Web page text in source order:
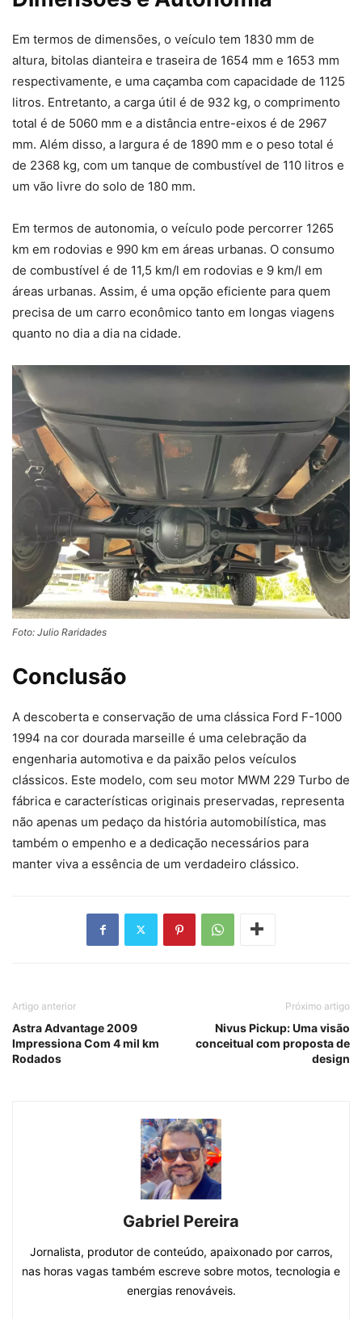
Em termos de dimensões, o veículo tem 1830 mm de
altura, bitolas dianteira e traseira de 1654 mm e 1653 mm
respectivamente, e uma caçamba com capacidade de 1125
litros. Entretanto, a carga útil é de 932 kg, o comprimento
total é de 5060 mm e a distância entre-eixos é de 2967
mm. Além disso, a largura é de 1890 mm e o peso total é
de 2368 kg, com um tanque de combustível de 110 litros e
um vão livre do solo de 180 mm.
Em termos de autonomia, o veículo pode percorrer 1265
km em rodovias e 990 km em áreas urbanas. O consumo
de combustível é de 11,5 km/l em rodovias e 9 km/l em
áreas urbanas. Assim, é uma opção eficiente para quem
precisa de um carro econômico tanto em longas viagens
quanto no dia a dia na cidade.
Foto: Julio Raridades
Conclusão
A descoberta e conservação de uma clássica Ford F-1000
1994 na cor dourada marseille é uma celebração da
engenharia automotiva e da paixão pelos veículos
clássicos. Este modelo, com seu motor MWM 229 Turbo de
fábrica e características originais preservadas, representa
não apenas um pedaço da história automobilística, mas
também o empenho e a dedicação necessários para
manter viva a essência de um verdadeiro clássico.
Artigo anterior
Astra Advantage 2009
Impressiona Com 4 mil km
Rodados
Próximo artigo
Nivus Pickup: Uma visão
conceitual com proposta de
design
Gabriel Pereira
Jornalista, produtor de conteúdo, apaixonado por carros,
nas horas vagas também escreve sobre motos, tecnologia e
energias renováveis.